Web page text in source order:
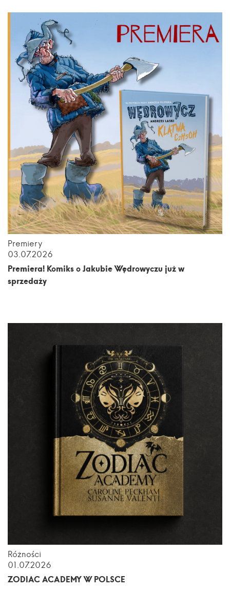
Premiery
03.07.2026
Premiera! Komiks o Jakubie Wędrowyczu już w
sprzedaży
Różności
01.07.2026
ZODIAC ACADEMY W POLSCE